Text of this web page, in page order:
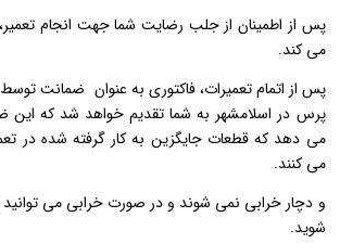
پس از اطمینان از جلب رضایت شما جهت انجام تعمیر،
می کند.
پس از اتمام تعمیرات، فاکتوری به عنوان ضمانت
پرس در اسلامشهر به شما تقدیم خواهد شد که این
می دهد که قطعات جایگزین به کار گرفته شده در
می کنند.
و دچار خرابی نمی شوند و در صورت خرابی می توانید
شوید.